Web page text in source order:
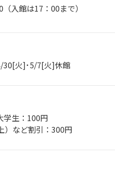
入館は17：00まで）
火]･5/7[火]休館
学生：100円
）など割引：300円